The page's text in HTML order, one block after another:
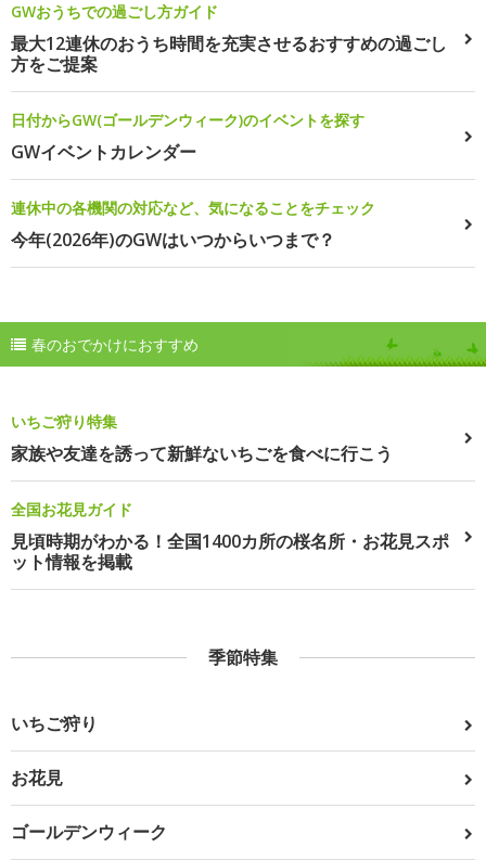
GWおうちでの過ごし方ガイド
最大12連休のおうち時間を充実させるおすすめの過ごし
方をご提案
日付からGW(ゴールデンウィーク)のイベントを探す
GWイベントカレンダー
連休中の各機関の対応など、気になることをチェック
今年(2026年)のGWはいつからいつまで？
春のおでかけにおすすめ
いちご狩り特集
家族や友達を誘って新鮮ないちごを食べに行こう
全国お花見ガイド
見頃時期がわかる！全国1400カ所の桜名所・お花見スポ
ット情報を掲載
季節特集
いちご狩り
お花見
ゴールデンウィーク